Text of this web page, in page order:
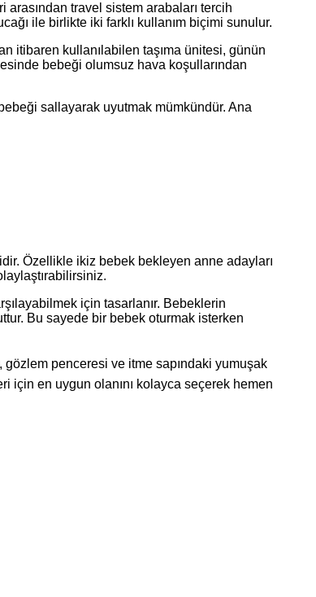
arasından travel sistem arabaları tercih
ile birlikte iki farklı kullanım biçimi sunulur.
itibaren kullanılabilen taşıma ünitesi, günün
bebeği olumsuz hava koşullarından
sallayarak uyutmak mümkündür. Ana
Özellikle ikiz bebek bekleyen anne adayları
için tasarlanır. Bebeklerin
Bu sayede bir bebek oturmak isterken
penceresi ve itme sapındaki yumuşak
için en uygun olanını kolayca seçerek hemen